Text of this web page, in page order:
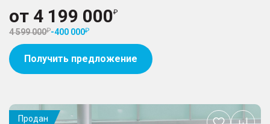
от 4 199 000
4 599 000 -400 000
Получить предложение
Продан